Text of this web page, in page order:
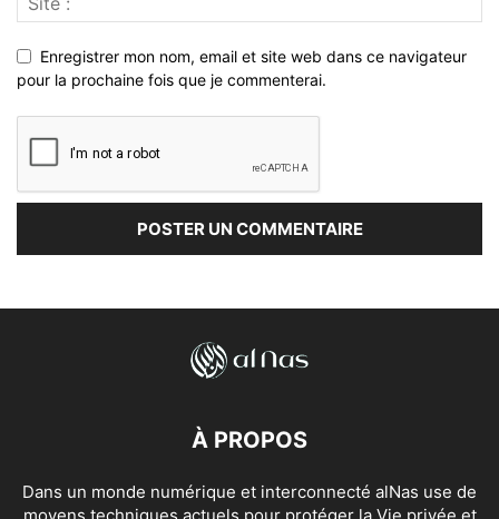
Enregistrer mon nom, email et site web dans ce navigateur
pour la prochaine fois que je commenterai.
À PROPOS
Dans un monde numérique et interconnecté alNas use de